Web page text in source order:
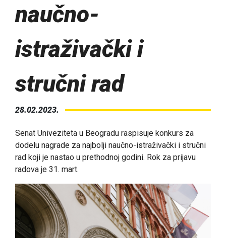
naučno-
istraživački i
stručni rad
28.02.2023.
Senat Univeziteta u Beogradu raspisuje konkurs za
dodelu nagrade za najbolji naučno-istraživački i stručni
rad koji je nastao u prethodnoj godini. Rok za prijavu
radova je 31. mart.